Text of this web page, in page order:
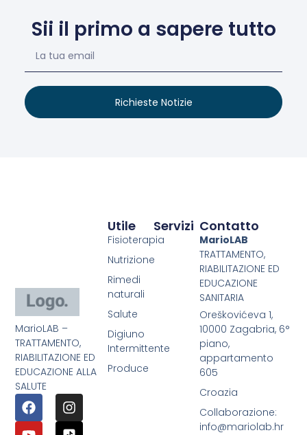
Sii il primo a sapere tutto
Richieste Notizie
MarioLAB –
TRATTAMENTO,
RIABILITAZIONE ED
EDUCAZIONE ALLA
SALUTE
Servizi
Utile
Fisioterapia
Nutrizione
Rimedi
naturali
Salute
Digiuno
Intermittente
Produce
Contatto
MarioLAB
TRATTAMENTO,
RIABILITAZIONE ED
EDUCAZIONE
SANITARIA
Oreškovićeva 1,
10000 Zagabria, 6°
piano,
appartamento
605
Croazia
Collaborazione:
info@mariolab.hr